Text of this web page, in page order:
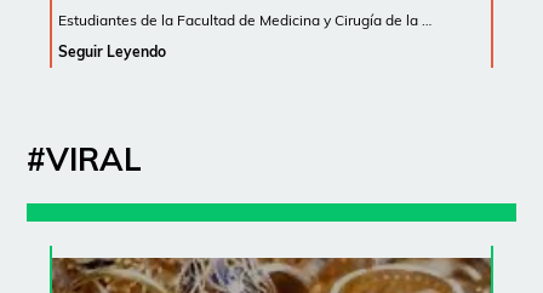
Estudiantes de la Facultad de Medicina y Cirugía de la …
Seguir Leyendo
#VIRAL